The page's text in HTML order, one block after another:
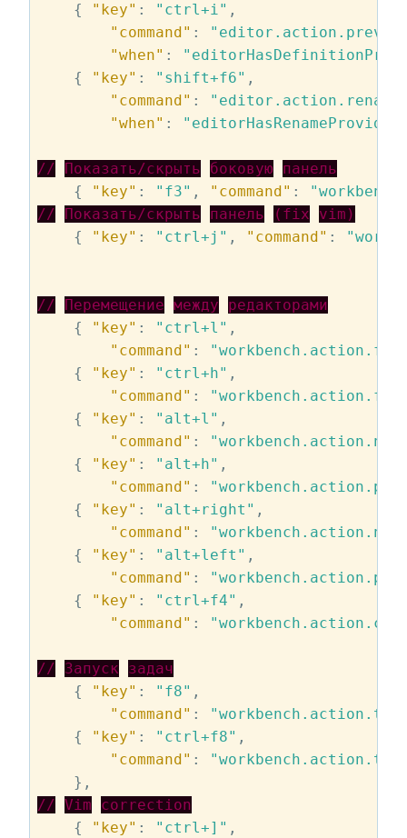
    {
"key" : "ctrl+i" ,
"command" :
"when" :
    {
"key" : "shift+f6" ,
"command" :
"when" :
// Показать/скрыть боковую
панель
    {
"key" : "f3" , "command" :
//
Показать/скрыть панель (fix
vim)
    {
"key" : "ctrl+j" , "command" :
// Перемещение между
редакторами
    {
"key" : "ctrl+l" ,
"command" :
    {
"key" : "ctrl+h" ,
"command" :
    {
"key" : "alt+l" ,
"command" :
    {
"key" : "alt+h" ,
"command" :
    {
"key" : "alt+right" ,
"command" :
    {
"key" : "alt+left" ,
"command" :
    {
"key" : "ctrl+f4" ,
"command" :
// Запуск
задач
    {
"key" : "f8" ,
"command" :
    {
"key" : "ctrl+f8" ,
"command" :
// Vim
correction
    {
"key" : "ctrl+]" ,